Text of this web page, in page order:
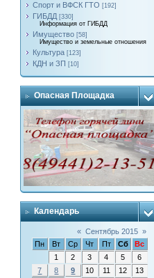
Спорт и ВФСК ГТО [192]
ГИБДД [330]
Информация от ГИБДД
Имущество [58]
Имущество и земельные отношения
Культура [123]
КДН и ЗП [10]
Опасная Площадка
Календарь
« Сентябрь 2015 »
Пн
Вт Ср Чт Пт Сб
Вс
1
2 3 4 5
6
7
8 9 10 11 12
13